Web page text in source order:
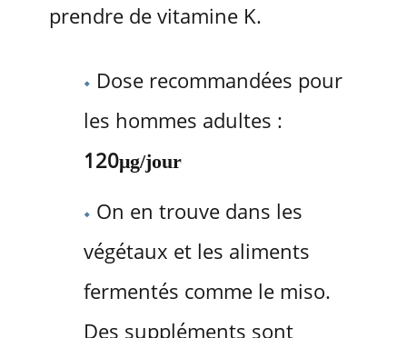
prendre de vitamine K.
Dose recommandées pour
les hommes adultes :
120μg/jour
On en trouve dans les
végétaux et les aliments
fermentés comme le miso.
Des suppléments sont